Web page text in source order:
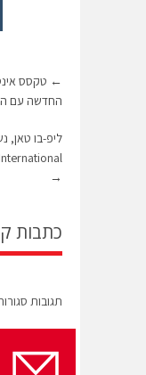
← טקסס
החדשה עם
International : "אני מאמין בתעשייה הישראלית"
→
כתבות
תגובות